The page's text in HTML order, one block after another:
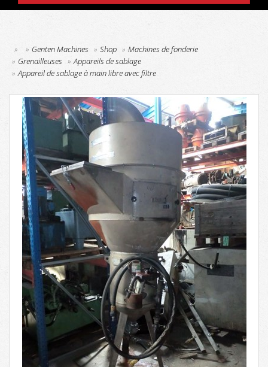
Genten Machines Shop
Machines de fonderie
Grenailleuses
Appareils de sablage
Appareil de sablage à main libre avec filtre